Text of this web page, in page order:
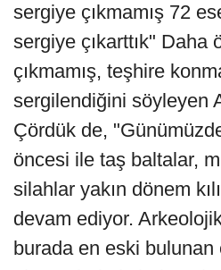
sergiye çıkmamış 72
sergiye çıkarttık" Daha
çıkmamış, teşhire
sergilendiğini söyleyen
Çördük de,
öncesi ile taş baltalar,
silahlar yakın dönem
devam ediyor.
burada en eski bulunan